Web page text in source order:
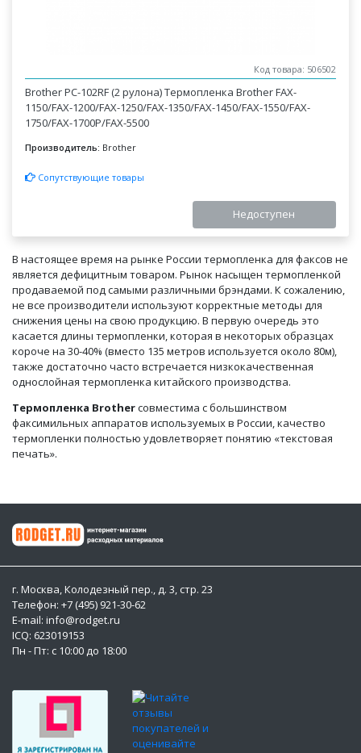
Код товара: 506502
Brother PC-102RF (2 рулона) Термопленка Brother FAX-
1150/FAX-1200/FAX-1250/FAX-1350/FAX-1450/FAX-1550/FAX-
1750/FAX-1700P/FAX-5500
Производитель: Brother
Сопутствующие товары
Недоступен
В настоящее время на рынке России термопленка для факсов не
является дефицитным товаром. Рынок насыщен термопленкой
продаваемой под самыми различными брэндами. К сожалению,
не все производители используют корректные методы для
снижения цены на свою продукцию. В первую очередь это
касается длины термопленки, которая в некоторых образцах
короче на 30-40% (вместо 135 метров используется около 80м),
также достаточно часто встречается низкокачественная
однослойная термопленка китайского производства.
Термопленка Brotherсовместима с большинством
факсимильных аппаратов используемых в России, качество
термопленки полностью удовлетворяет понятию «текстовая
печать».
г. Москва, Колодезный пер., д. 3, стр. 23
Телефон: +7 (495) 921-30-62
E-mail: info@rodget.ru
ICQ: 623019153
Пн - Пт: с 10:00 до 18:00